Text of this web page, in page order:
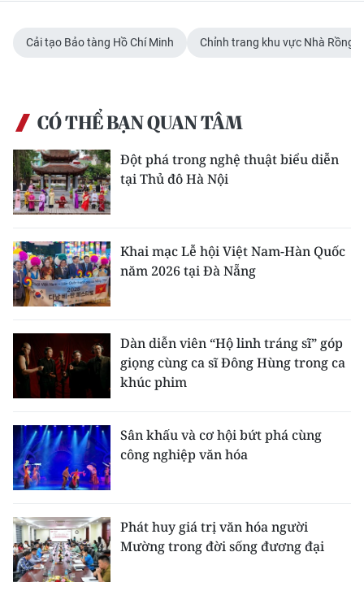
NHÂN DÂN HẰNG THÁNG
MUA BÁO
ĐỌC BÁO IN
ENGLISH
中文
РУССКИЙ
ESPAÑOL
한국어
Cải tạo Bảo tàng Hồ Chí Minh Chỉnh trang khu vực Nhà Rồng
CÓ THỂ BẠN QUAN TÂM
Đột phá trong nghệ thuật biểu diễn
tại Thủ đô Hà Nội
Khai mạc Lễ hội Việt Nam-Hàn Quốc
năm 2026 tại Đà Nẵng
Dàn diễn viên “Hộ linh tráng sĩ” góp
giọng cùng ca sĩ Đông Hùng trong ca
khúc phim
Sân khấu và cơ hội bứt phá cùng
công nghiệp văn hóa
Phát huy giá trị văn hóa người
Mường trong đời sống đương đại